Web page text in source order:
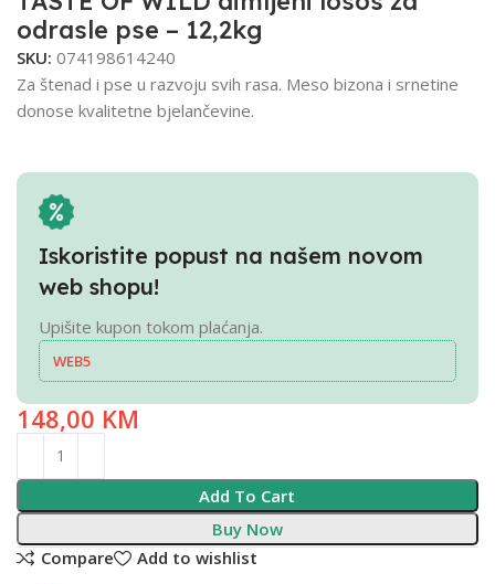
odrasle pse – 12,2kg
SKU: 074198614240
Za štenad i pse u razvoju svih rasa. Meso bizona i srnetine
donose kvalitetne bjelančevine.
Iskoristite popust na našem novom
web shopu!
Upišite kupon tokom plaćanja.
WEB5
148,00 KM
Add To Cart
Buy Now
Compare
Add to wishlist